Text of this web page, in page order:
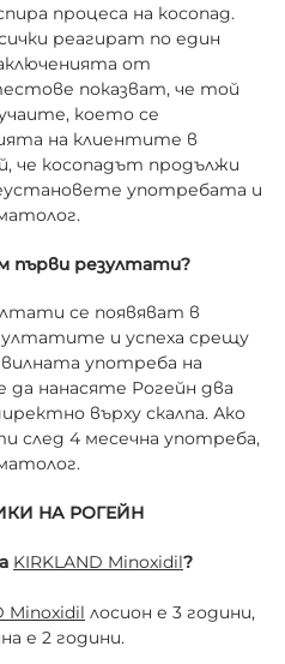
процеса на косопад.
реагират по един
от
показват, че той
което се
на клиентите в
че косопадът продължи
употребата и
първи резултати?
се появяват в
и успеха срещу
употреба на
нанасяте Рогейн два
върху скалпа. Ако
след 4 месечна употреба,
НА РОГЕЙН
KIRKLAND Minoxidil?
Minoxidil лосион е 3 години,
е 2 години.